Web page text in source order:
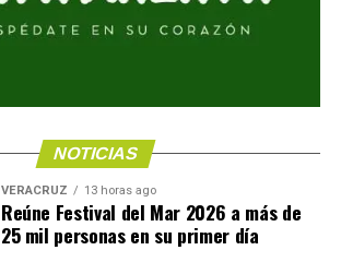
NOTICIAS
VERACRUZ 13 horas ago
Reúne Festival del Mar 2026 a más de
25 mil personas en su primer día